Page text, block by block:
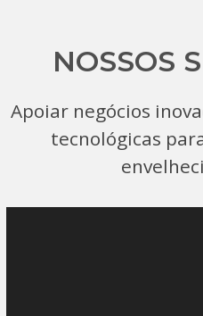
NOSSOS
Apoiar negócios
tecnológicas